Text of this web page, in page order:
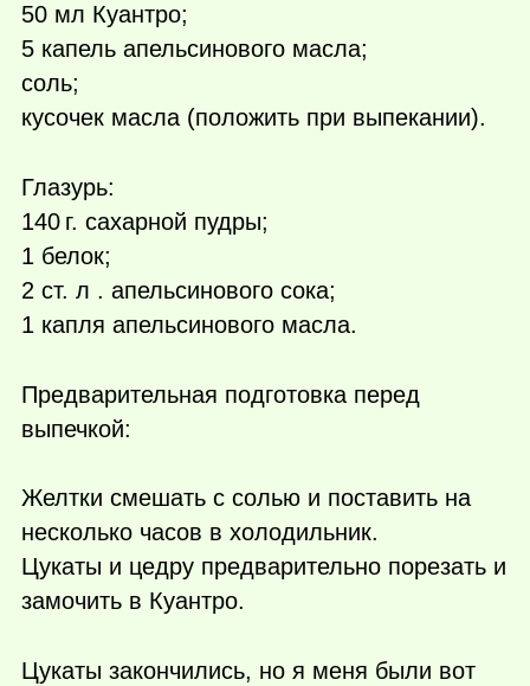
50 мл Куантро;
5 капель апельсинового масла;
соль;
кусочек масла (положить при выпекании).
Глазурь:
140 г. сахарной пудры;
1 белок;
2 ст. л . апельсинового сока;
1 капля апельсинового масла.
Предварительная подготовка перед
выпечкой:
Желтки смешать с солью и поставить на
несколько часов в холодильник.
Цукаты и цедру предварительно порезать и
замочить в Куантро.
Цукаты закончились, но я меня были вот